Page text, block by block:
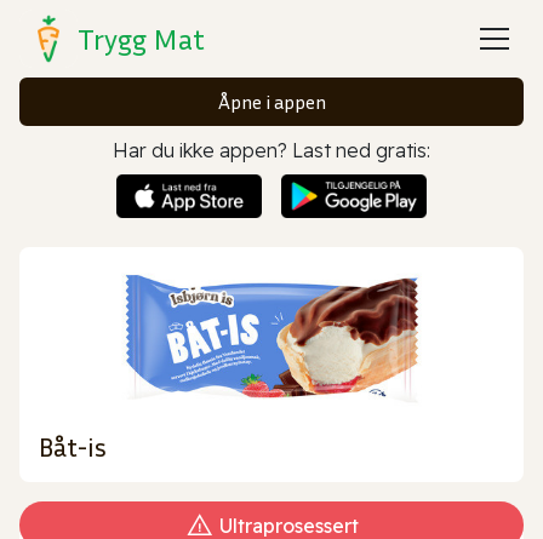
Trygg Mat
Åpne i appen
Har du ikke appen? Last ned gratis:
Båt-is
Ultraprosessert